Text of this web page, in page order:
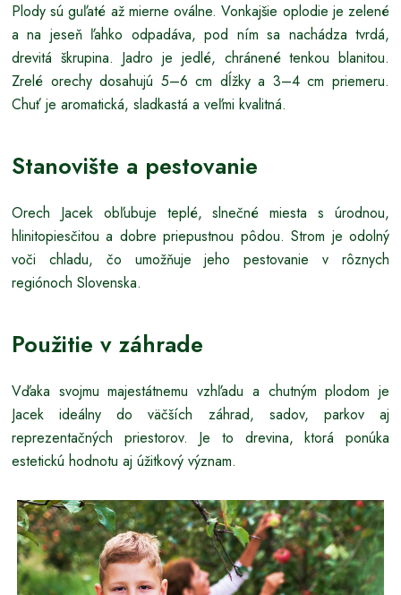
Plody sú guľaté až mierne oválne. Vonkajšie oplodie je zelené
a na jeseň ľahko odpadáva, pod ním sa nachádza tvrdá,
drevitá škrupina. Jadro je jedlé, chránené tenkou blanitou.
Zrelé orechy dosahujú 5–6 cm dĺžky a 3–4 cm priemeru.
Chuť je aromatická, sladkastá a veľmi kvalitná.
Stanovište a pestovanie
Orech Jacek obľubuje teplé, slnečné miesta s úrodnou,
hlinitopiesčitou a dobre priepustnou pôdou. Strom je odolný
voči chladu, čo umožňuje jeho pestovanie v rôznych
regiónoch Slovenska.
Použitie v záhrade
Vďaka svojmu majestátnemu vzhľadu a chutným plodom je
Jacek ideálny do väčších záhrad, sadov, parkov aj
reprezentačných priestorov. Je to drevina, ktorá ponúka
estetickú hodnotu aj úžitkový význam.